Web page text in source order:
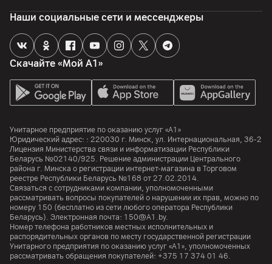
Скачайте «Мой А1»
Наши социальные сети и мессенджеры
Унитарное предприятие по оказанию услуг «А1»
Юридический адрес: : 220030 г. Минск, ул. Интернациональная, 36-2
Лицензия Министерства связи и информатизации Республики
Беларусь №02140/925. Решение администрации Центрального
района г. Минска о регистрации интернет-магазина в Торговом
реестре Республики Беларусь №168 от 27.02.2014.
Связаться с сотрудниками компании, уполномоченными
рассматривать вопросы покупателей о нарушении их прав, можно по
номеру 150 (бесплатно из сети любого оператора Республики
Беларусь). Электронная почта: 150@A1.by.
Номер телефона работников местных исполнительных и
распорядительных органов по месту государственной регистрации
Унитарного предприятия по оказанию услуг «А1», уполномоченных
рассматривать обращения покупателей: +375 17 374 01 46.